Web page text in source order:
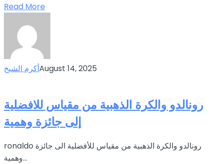
Read More
أكرم الشيخAugust 14, 2025
رونالدو والكرة الذهبية من مقياس للافضلية
إلى جائزة وهمية
ronaldo رونالدو والكرة الذهبية من مقياس للأفضلية الى جائزة
وهمية...